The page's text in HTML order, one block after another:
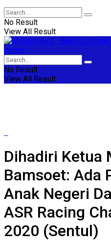
No Result
View All Result
No Result
View All Result
Dihadiri Ketua
Bamsoet: Ada
Anak Negeri
ASR Racing
2020 (Sentul)